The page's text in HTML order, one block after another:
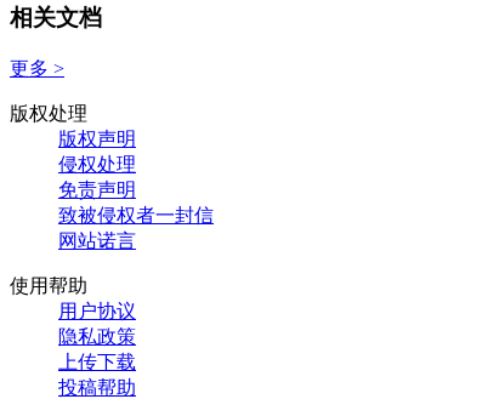
相关文档
更多 >
版权处理
版权声明
侵权处理
免责声明
致被侵权者一封信
网站诺言
使用帮助
用户协议
隐私政策
上传下载
投稿帮助